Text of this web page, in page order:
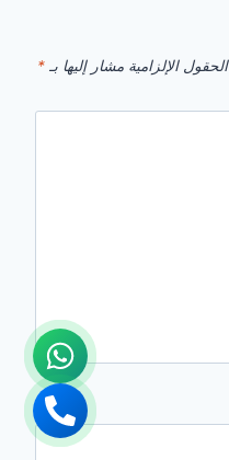
الحقول الإلزامية مشار إليها بـ *